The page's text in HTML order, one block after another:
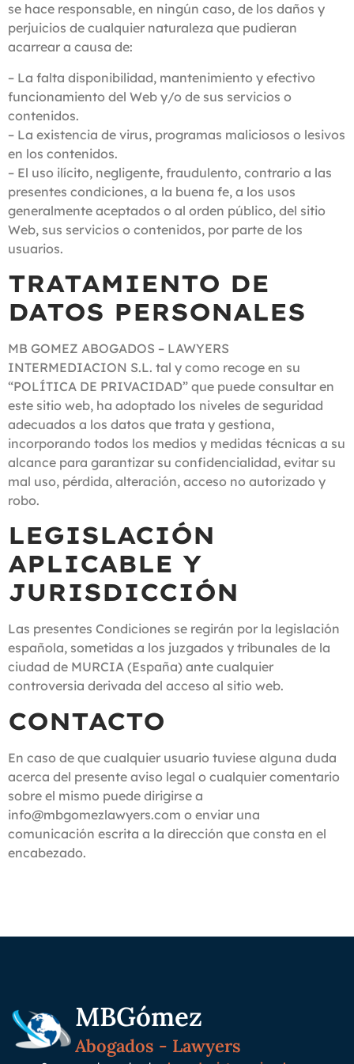
se hace responsable, en ningún caso, de los daños y
perjuicios de cualquier naturaleza que pudieran
acarrear a causa de:
– La falta disponibilidad, mantenimiento y efectivo
funcionamiento del Web y/o de sus servicios o
contenidos.
– La existencia de virus, programas maliciosos o lesivos
en los contenidos.
– El uso ilícito, negligente, fraudulento, contrario a las
presentes condiciones, a la buena fe, a los usos
generalmente aceptados o al orden público, del sitio
Web, sus servicios o contenidos, por parte de los
usuarios.
TRATAMIENTO DE
DATOS PERSONALES
MB GOMEZ ABOGADOS – LAWYERS
INTERMEDIACION S.L. tal y como recoge en su
“POLÍTICA DE PRIVACIDAD” que puede consultar en
este sitio web, ha adoptado los niveles de seguridad
adecuados a los datos que trata y gestiona,
incorporando todos los medios y medidas técnicas a su
alcance para garantizar su confidencialidad, evitar su
mal uso, pérdida, alteración, acceso no autorizado y
robo.
LEGISLACIÓN
APLICABLE Y
JURISDICCIÓN
Las presentes Condiciones se regirán por la legislación
española, sometidas a los juzgados y tribunales de la
ciudad de MURCIA (España) ante cualquier
controversia derivada del acceso al sitio web.
CONTACTO
En caso de que cualquier usuario tuviese alguna duda
acerca del presente aviso legal o cualquier comentario
sobre el mismo puede dirigirse a
info@mbgomezlawyers.com o enviar una
comunicación escrita a la dirección que consta en el
encabezado.
MBGómez
Abogados - Lawyers